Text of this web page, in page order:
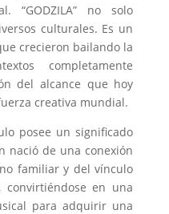
“GODZILA” no solo
culturales. Es un
crecieron bailando la
completamente
del alcance que hoy
creativa mundial.
posee un significado
nació de una conexión
familiar y del vínculo
en una
para adquirir una